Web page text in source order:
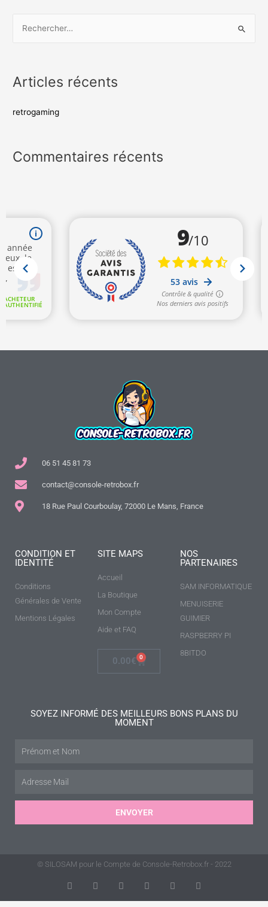
Articles récents
retrogaming
Commentaires récents
06 51 45 81 73
contact@console-retrobox.fr
18 Rue Paul Courboulay, 72000 Le Mans, France
CONDITION ET
IDENTITÉ
Conditions
Générales de Vente
Mentions Légales
SITE MAPS
Accueil
La Boutique
Mon Compte
Aide et FAQ
0.00€ 0
NOS
PARTENAIRES
SAM INFORMATIQUE
MENUISERIE
GUIMIER
RASPBERRY PI
8BITDO
SOYEZ INFORMÉ DES MEILLEURS BONS PLANS DU
MOMENT
ENVOYER
© SILOSAM pour le Compte de Console-Retrobox.fr - 2022